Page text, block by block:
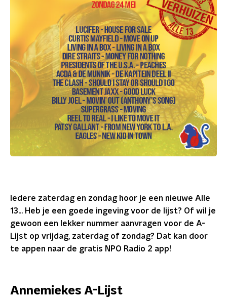
Iedere zaterdag en zondag hoor je een nieuwe Alle
13... Heb je een goede ingeving voor de lijst? Of wil je
gewoon een lekker nummer aanvragen voor de A-
Lijst op vrijdag, zaterdag of zondag? Dat kan door
te appen naar de gratis NPO Radio 2 app!
Annemiekes A-Lijst